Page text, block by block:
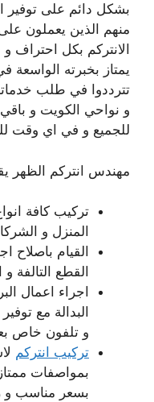
بشكل دائم على توفير
منهم الذين يعملون
الانتركم بكل احتراف
يمتاز بخبرته الواسعة
تترددوا في طلب
و نواحي الكويت و باقي
للجميع و في اي وقت للتواصل
مهندس انتركم الظهر
تركيب كافة
المنزل و
القيام باصلاح
القطع
اجراء اعمال
البدالة مع
و تلفون خاص
تركيب انتركم
بمواصفات
بسعر مناسب